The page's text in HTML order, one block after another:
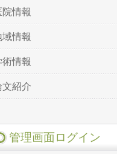
院情報
域情報
術情報
文紹介
管理画面ログイン